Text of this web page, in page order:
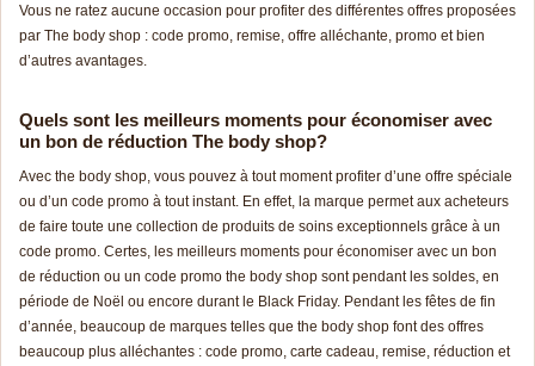
Vous ne ratez aucune occasion pour profiter des différentes offres proposées
par The body shop : code promo, remise, offre alléchante, promo et bien
d’autres avantages.
Quels sont les meilleurs moments pour économiser avec
un bon de réduction The body shop?
Avec the body shop, vous pouvez à tout moment profiter d’une offre spéciale
ou d’un code promo à tout instant. En effet, la marque permet aux acheteurs
de faire toute une collection de produits de soins exceptionnels grâce à un
code promo. Certes, les meilleurs moments pour économiser avec un bon
de réduction ou un code promo the body shop sont pendant les soldes, en
période de Noël ou encore durant le Black Friday. Pendant les fêtes de fin
d’année, beaucoup de marques telles que the body shop font des offres
beaucoup plus alléchantes : code promo, carte cadeau, remise, réduction et